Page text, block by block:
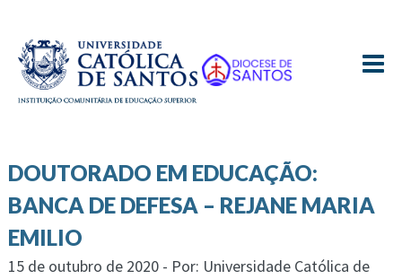
≡
DOUTORADO EM EDUCAÇÃO:
BANCA DE DEFESA – REJANE MARIA
EMILIO
15 de outubro de 2020 - Por: Universidade Católica de